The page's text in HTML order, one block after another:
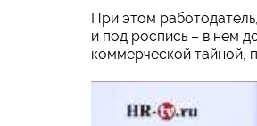
При этом
и под роспись – в нем
коммерческой тайной,